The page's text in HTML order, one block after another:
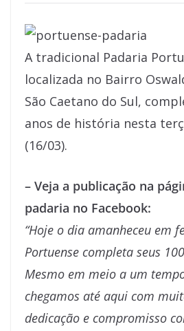
A tradicional Padaria
localizada no Bairro
São Caetano do Sul,
anos de história nesta
(16/03).
– Veja a publicação na
padaria no Facebook:
“Hoje o dia amanheceu em
Portuense completa seus
Mesmo em meio a um
chegamos até aqui com
dedicação e compromisso